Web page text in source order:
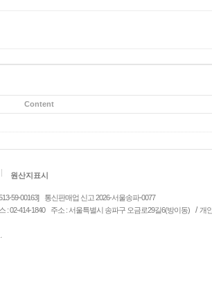
Content
원산지표시
59-00163]
통신판매업 신고 2026-서울송파-0077
: 02-414-1840 주소 : 서울특별시 송파구 오금로29길6(방이동) / 개